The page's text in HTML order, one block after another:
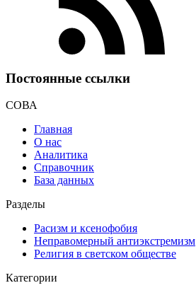
Постоянные ссылки
СОВА
Главная
О нас
Аналитика
Справочник
База данных
Разделы
Расизм и ксенофобия
Неправомерный антиэкстремизм
Религия в светском обществе
Категории